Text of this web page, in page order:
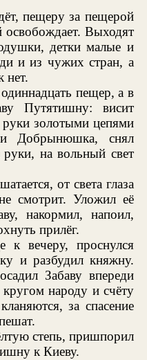
пещеру за пещерой
освобождает. Выходят
детки малые и
и из чужих стран, а
нет.
пещер, а в
Путятишну: висит
руки золотыми цепями
Добрынюшка, снял
на вольный свет
от света глаза
смотрит. Уложил её
накормил, напоил,
прилёг.
к вечеру, проснулся
и разбудил княжну.
Забаву впереди
народу и счёту
за спасение
степь, пришпорил
к Киеву.